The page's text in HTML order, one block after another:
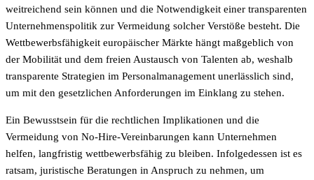
weitreichend sein können und die Notwendigkeit einer transparenten
Unternehmenspolitik zur Vermeidung solcher Verstöße besteht. Die
Wettbewerbsfähigkeit europäischer Märkte hängt maßgeblich von
der Mobilität und dem freien Austausch von Talenten ab, weshalb
transparente Strategien im Personalmanagement unerlässlich sind,
um mit den gesetzlichen Anforderungen im Einklang zu stehen.
Ein Bewusstsein für die rechtlichen Implikationen und die
Vermeidung von No-Hire-Vereinbarungen kann Unternehmen
helfen, langfristig wettbewerbsfähig zu bleiben. Infolgedessen ist es
ratsam, juristische Beratungen in Anspruch zu nehmen, um